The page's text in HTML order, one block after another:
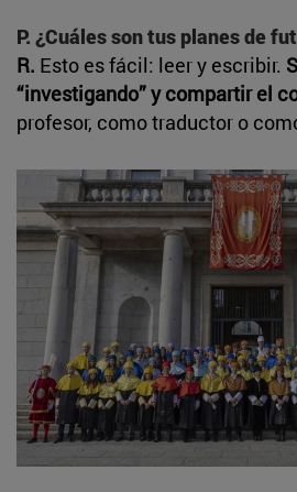
P. ¿Cuáles son tus planes de
R. Esto es fácil: leer y escribir.
“investigando” y compartir el
profesor, como traductor o